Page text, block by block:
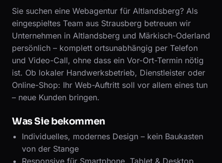
Sie suchen eine Webagentur für Altlandsberg? Als
eingespieltes Team aus Strausberg betreuen wir
Unternehmen in Altlandsberg und Märkisch-Oderland
persönlich – komplett ortsunabhängig per Telefon
und Video-Call, ohne dass ein Vor-Ort-Termin nötig
ist. Ob lokaler Handwerksbetrieb, Dienstleister oder
Online-Shop: Ihr Web-Auftritt soll vor allem eines tun
– neue Kunden bringen.
Was Sie bekommen
Individuelles, modernes Design – kein Baukasten
von der Stange
Responsive für Smartphone, Tablet & Desktop